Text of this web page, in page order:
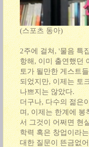
(스포츠 동아)
2주에 걸쳐, '물음 특
항해, 이미 출연했던
토가 될만한 게스트
되었지만, 이제는 토
나쁘지는 않았다.
더구나, 다수의 젊은
며, 이제는 한계에 봉
서 그것이 어쩌면 현
학력 혹은 창업이라
대한 질문이 뜬금없